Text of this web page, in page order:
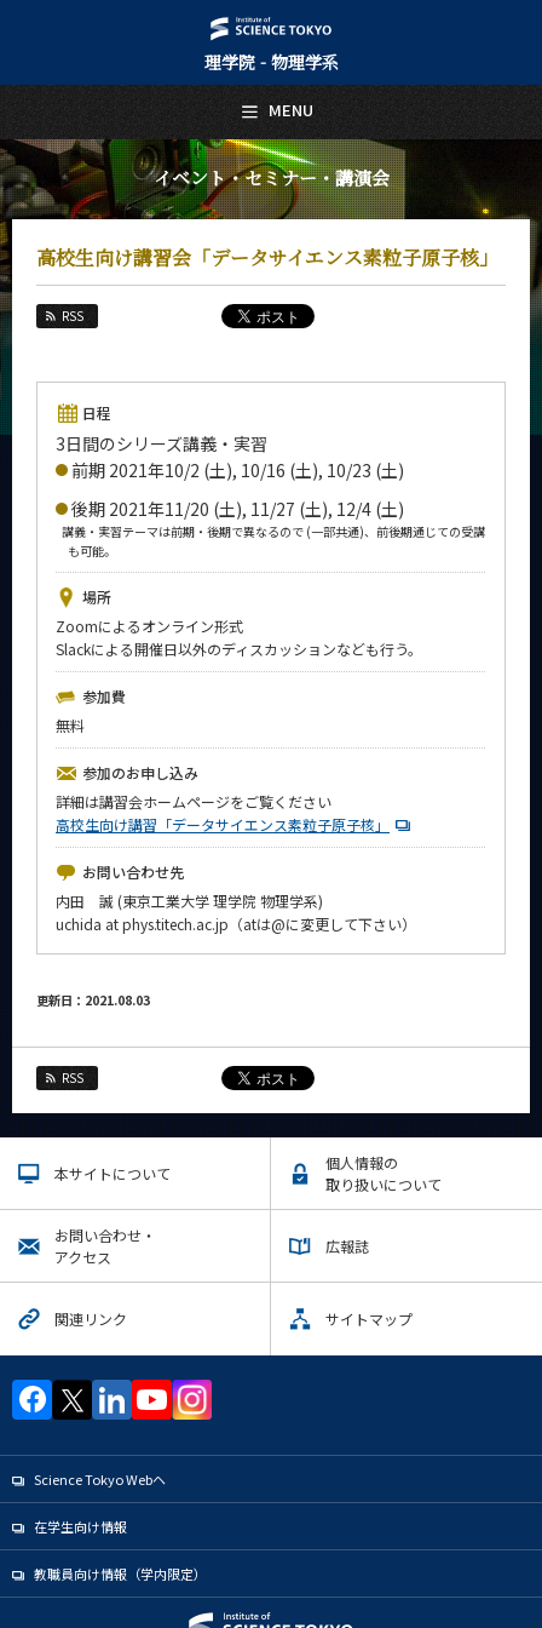
理学院 - 物理学系
イベント・セミナー・講演会
高校生向け講習会「データサイエンス素粒子原子核」
RSS
日程
3日間のシリーズ講義・実習
前期 2021年10/2 (土), 10/16 (土), 10/23 (土)
後期 2021年11/20 (土), 11/27 (土), 12/4 (土)
講義・実習テーマは前期・後期で異なるので (一部共通)、前後期通じての受講
も可能。
場所
Zoomによるオンライン形式
Slackによる開催日以外のディスカッションなども行う。
参加費
無料
参加のお申し込み
詳細は講習会ホームページをご覧ください
高校生向け講習「データサイエンス素粒子原子核」
お問い合わせ先
内田 誠 (東京工業大学 理学院 物理学系)
uchida at phys.titech.ac.jp（atは@に変更して下さい）
更新日：2021.08.03
RSS
本サイトについて
個人情報の
取り扱いについて
お問い合わせ・
アクセス
広報誌
関連リンク サイトマップ
Science Tokyo Webヘ
在学生向け情報
教職員向け情報（学内限定）
MENU
日本語 English
トップページ
Top Page
物理学系について
About Us
教育
Education
未来
Future
入学案内
物理学系 News&Information
News
イベントカレンダー
Event Calendar
今後のイベント
今後の課程別イベント
系詳細情報